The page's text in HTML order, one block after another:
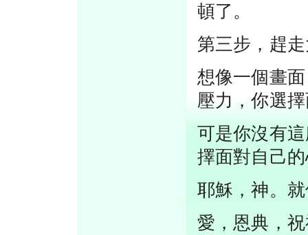
頓了。
第三步，趕
想像一個畫
壓力，你選
可是你沒有
擇面對自己
耶穌，神。
愛，恩典，